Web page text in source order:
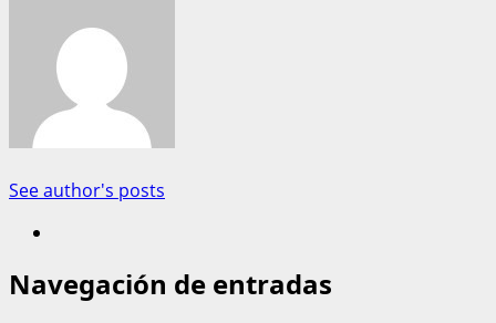
See author's posts
Navegación de entradas